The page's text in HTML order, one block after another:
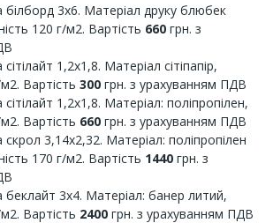
білборд 3х6. Матеріал друку блюбек
120 г/м2. Вартість 660 грн. з
1,2х1,8. Матеріал сітіпапір,
Вартість 300 грн. з урахуванням ПДВ
1,2х1,8. Матеріал: поліпропілен,
Вартість 660 грн. з урахуванням ПДВ
3,14х2,32. Матеріал: поліпропілен
170 г/м2. Вартість 1440 грн. з
беклайт 3х4. Матеріал: банер литий,
Вартість 2400 грн. з урахуванням ПДВ